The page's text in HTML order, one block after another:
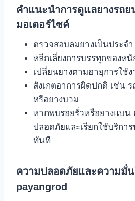
คำแนะนำการดูแลยางรถย
มอเตอร์ไซค์
ตรวจสอบลมยางเป็นประจำ
หลีกเลี่ยงการบรรทุกของหนั
เปลี่ยนยางตามอายุการใช้
สังเกตอาการผิดปกติ เช่น
หรือยางบวม
หากพบรอยรั่วหรือยางแบน
ปลอดภัยและเรียกใช้บริกา
ทันที
ความปลอดภัยและความมั่น
payangrod